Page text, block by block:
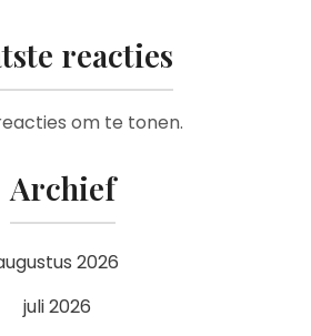
reacties
om te tonen.
Archief
2026
juli 2026